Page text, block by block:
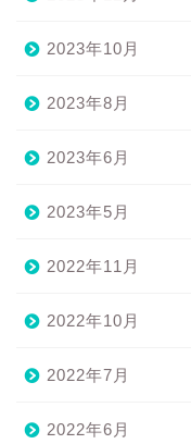
2023年10月
2023年8月
2023年6月
2023年5月
2022年11月
2022年10月
2022年7月
2022年6月